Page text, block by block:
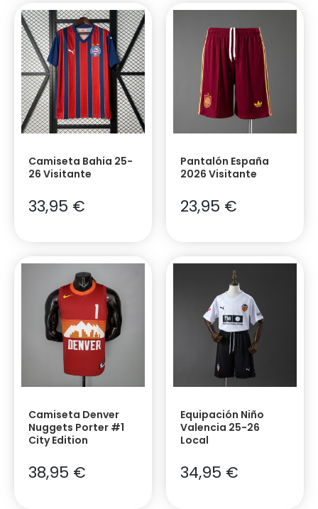
Camiseta Bahia 25-
26 Visitante
33,95 €
Pantalón España
2026 Visitante
23,95 €
Camiseta Denver
Nuggets Porter #1
City Edition
38,95 €
Equipación Niño
Valencia 25-26
Local
34,95 €